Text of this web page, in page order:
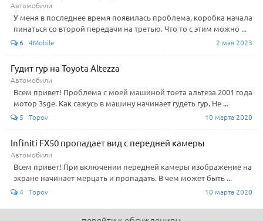
Автомобили
У меня в последнее время появилась проблема, коробка начала
пинаться со второй передачи на третью. Что то с этим можно ...
6 4Mobile 2 мая 2023
Гудит гур на Toyota Altezza
Автомобили
Всем привет! Проблема с моей машиной тоета альтеза 2001 года
мотор 3sge. Как сажусь в машину начинает гудеть гур. Не ...
5 Topov 10 марта 2020
Infiniti FX50 пропадает вид с передней камеры
Автомобили
Всем привет! При включении передней камеры изображение на
экране начинает мерцать и пропадать. В чем может быть ...
4 Topov 10 марта 2020